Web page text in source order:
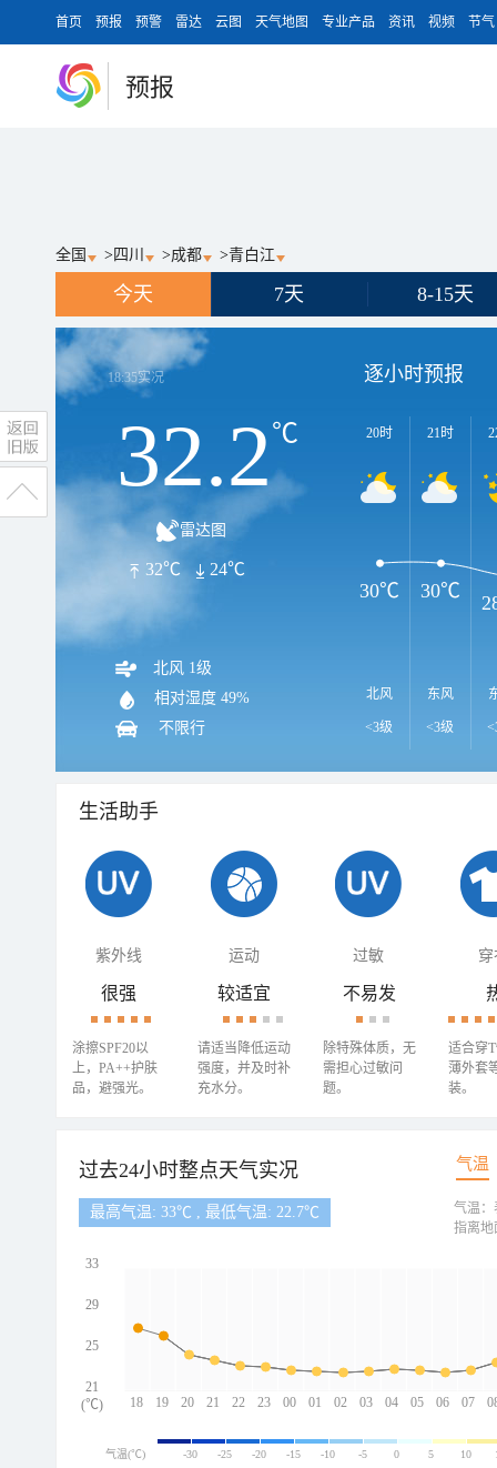
首页 预报 预警 雷达 云图 天气地图 专业产品 资讯 视频 节气
预报
全国 > 四川 >成都 >青白江
今天 7天 8-15天
18:35实况
32.2℃
雷达图
32℃ 24℃
北风 1级
相对湿度 49%
不限行
逐小时预报
20时
北风
<3级
21时
东风
<3级
30℃ 30℃
生活助手
紫外线 运动 过敏 穿
很强
涂擦SPF20以
上，PA++护肤
品，避强光。
较适宜
请适当降低运动
强度，并及时补
充水分。
不易发
除特殊体质，无
需担心过敏问
题。
适合穿
薄外套
装。
过去24小时整点天气实况 气温
最高气温: 33℃ , 最低气温: 22.7℃
18 19 20 21 22 23 00 01 02 03 04 05 06 07
33
29
25
21
(℃)
气温：
指离地
气温(℃) -30 -25 -20 -15 -10 -5 0 5 10